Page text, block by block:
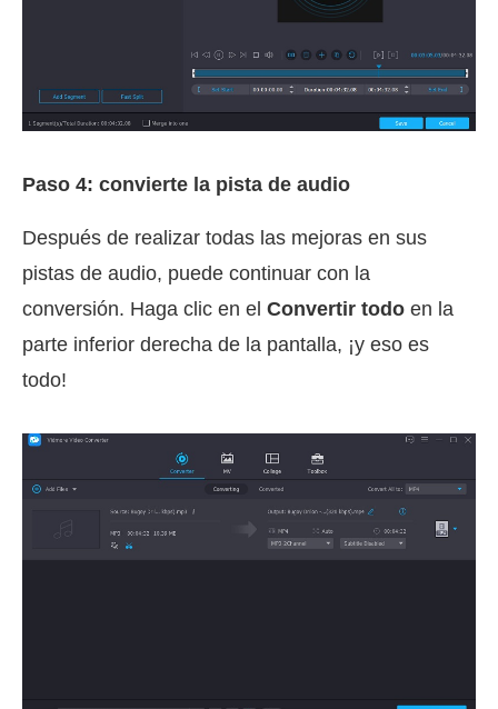
Paso 4: convierte la pista de audio
Después de realizar todas las mejoras en sus
pistas de audio, puede continuar con la
conversión. Haga clic en el Convertir todo en la
parte inferior derecha de la pantalla, ¡y eso es
todo!